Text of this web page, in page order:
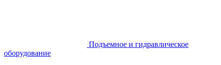
Подъемное и гидравлическое
оборудование